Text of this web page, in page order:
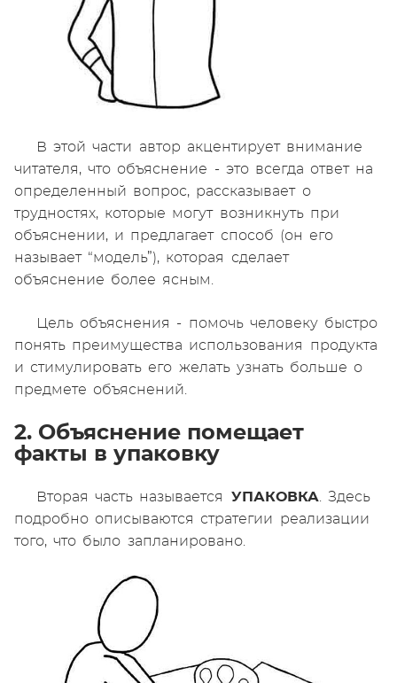
В этой части автор акцентирует внимание
читателя, что объяснение - это всегда ответ на
определенный вопрос, рассказывает о
трудностях, которые могут возникнуть при
объяснении, и предлагает способ (он его
называет “модель”), которая сделает
объяснение более ясным.
Цель объяснения - помочь человеку быстро
понять преимущества использования продукта
и стимулировать его желать узнать больше о
предмете объяснений.
2. Объяснение помещает
факты в упаковку
Вторая часть называется УПАКОВКА. Здесь
подробно описываются стратегии реализации
того, что было запланировано.